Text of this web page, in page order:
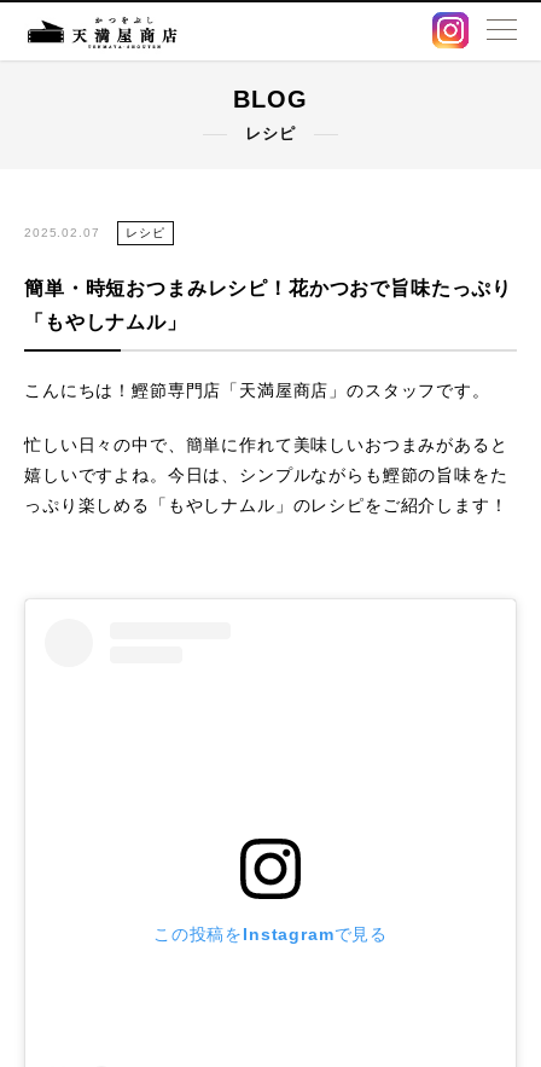
出汁パック
鰹節・削り節
アクセス
BLOG
レシピ
2025.02.07 レシピ
簡単・時短おつまみレシピ！花かつおで旨味たっぷり
「もやしナムル」
こんにちは！鰹節専門店「天満屋商店」のスタッフです。
忙しい日々の中で、簡単に作れて美味しいおつまみがあると
嬉しいですよね。今日は、シンプルながらも鰹節の旨味をた
っぷり楽しめる「もやしナムル」のレシピをご紹介します！
この投稿をInstagramで見る